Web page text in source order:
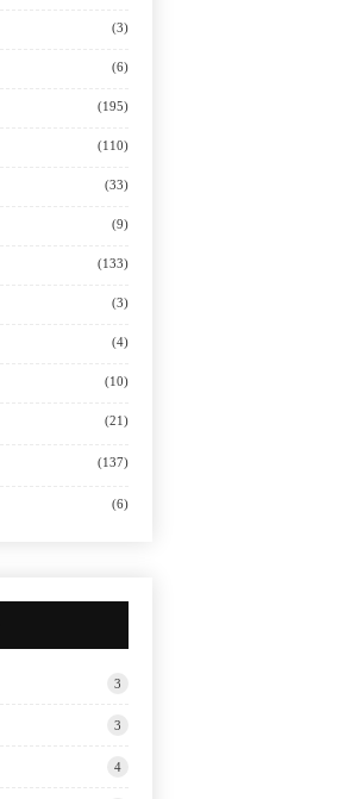
(3)
(6)
(195)
(110)
(33)
(9)
(133)
(3)
(4)
(10)
(21)
(137)
(6)
3
3
4